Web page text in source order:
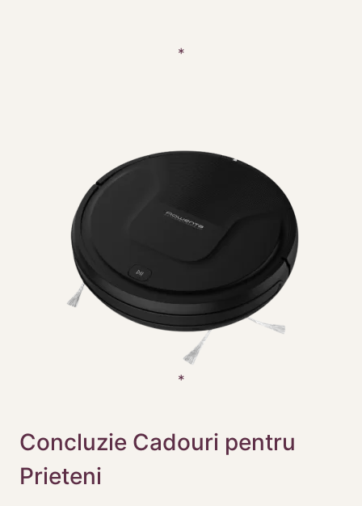
Concluzie Cadouri pentru
Prieteni